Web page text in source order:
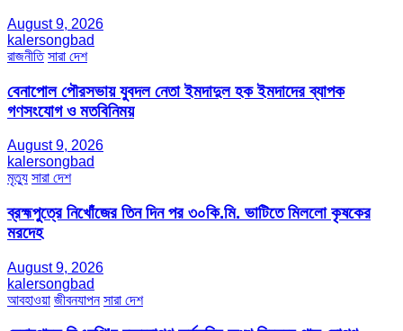
August 9, 2026
kalersongbad
রাজনীতি সারা দেশ
বেনাপোল পৌরসভায় যুবদল নেতা ইমদাদুল হক ইমদাদের ব্যাপক
গণসংযোগ ও মতবিনিময়
August 9, 2026
kalersongbad
মৃত্যু সারা দেশ
ব্রহ্মপুত্রে নিখোঁজের তিন দিন পর ৩০কি.মি. ভাটিতে মিললো কৃষকের
মরদেহ
August 9, 2026
kalersongbad
আবহাওয়া জীবনযাপন সারা দেশ